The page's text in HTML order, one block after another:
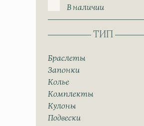
В наличии
ТИП
Браслеты
Запонки
Колье
Комплекты
Кулоны
Подвески